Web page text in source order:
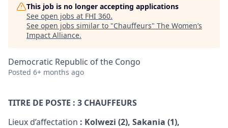
This job is no longer accepting applications
See open jobs at FHI 360.
See open jobs similar to "Chauffeurs" The Women’s
Impact Alliance.
Democratic Republic of the Congo
Posted 6+ months ago
TITRE DE POSTE : 3 CHAUFFEURS
Lieux d’affectation : Kolwezi (2), Sakania (1),